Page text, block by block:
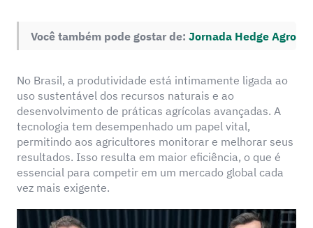
Você também pode gostar de: Jornada Hedge Agro
No Brasil, a produtividade está intimamente ligada ao
uso sustentável dos recursos naturais e ao
desenvolvimento de práticas agrícolas avançadas. A
tecnologia tem desempenhado um papel vital,
permitindo aos agricultores monitorar e melhorar seus
resultados. Isso resulta em maior eficiência, o que é
essencial para competir em um mercado global cada
vez mais exigente.